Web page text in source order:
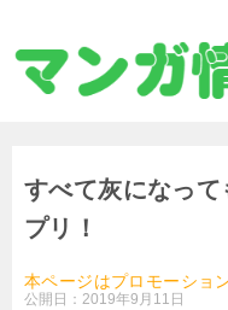
すべて灰になっ
プリ！
本ページはプロモーショ
公開日： 2019年9月11日